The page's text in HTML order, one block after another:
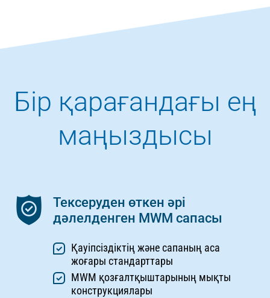
Бір қарағандағы ең
маңыздысы
Тексеруден өткен әрі
дәлелденген MWM сапасы
Қауіпсіздіктің және сапаның аса
жоғары стандарттары
MWM қозғалтқыштарының мықты
конструкциялары